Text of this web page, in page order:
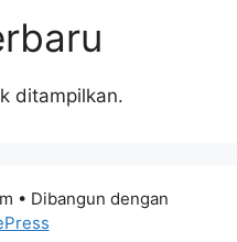
ditampilkan.
• Dibangun dengan